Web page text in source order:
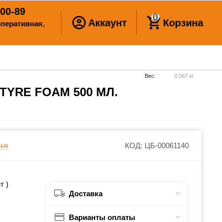
89
Аккаунт
0
Корзина
FOAM 500 МЛ.
КОД: ЦБ-00061140
)
Вес: 0.567 кг
Доставка
Варианты оплаты